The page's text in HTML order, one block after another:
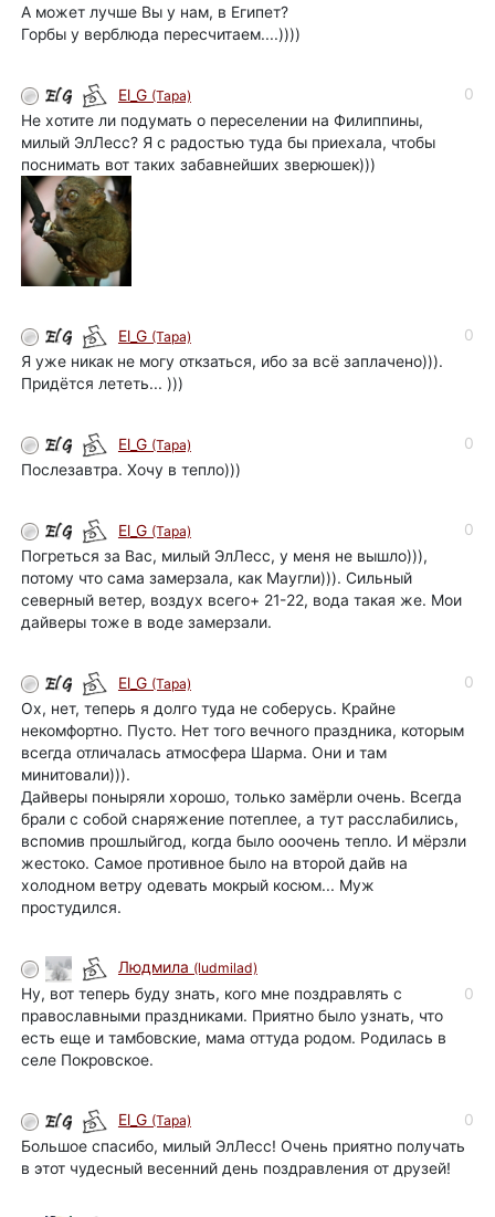
А может лучше Вы у нам, в Египет?
Горбы у верблюда пересчитаем....))))
El_G (Tapa)
0
Не хотите ли подумать о переселении на Филиппины,
милый ЭлЛесс? Я с радостью туда бы приехала, чтобы
поснимать вот таких забавнейших зверюшек)))
El_G (Tapa)
0
Я уже никак не могу откзаться, ибо за всё заплачено))).
Придётся лететь... )))
El_G (Tapa)
0
Послезавтра. Хочу в тепло)))
El_G (Tapa)
0
Погреться за Вас, милый ЭлЛесс, у меня не вышло))),
потому что сама замерзала, как Маугли))). Сильный
северный ветер, воздух всего+ 21-22, вода такая же. Мои
дайверы тоже в воде замерзали.
El_G (Tapa)
0
Ох, нет, теперь я долго туда не соберусь. Крайне
некомфортно. Пусто. Нет того вечного праздника, которым
всегда отличалась атмосфера Шарма. Они и там
минитовали))).
Дайверы поныряли хорошо, только замёрли очень. Всегда
брали с собой снаряжение потеплее, а тут расслабились,
вспомив прошлыйгод, когда было ооочень тепло. И мёрзли
жестоко. Самое противное было на второй дайв на
холодном ветру одевать мокрый косюм... Муж
простудился.
Людмила (ludmilad)
0
Ну, вот теперь буду знать, кого мне поздравлять с
православными праздниками. Приятно было узнать, что
есть еще и тамбовские, мама оттуда родом. Родилась в
селе Покровское.
El_G (Tapa)
0
Большое спасибо, милый ЭлЛесс! Очень приятно получать
в этот чудесный весенний день поздравления от друзей!